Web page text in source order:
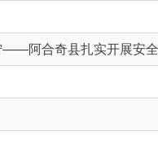
县扎实开展安全生产月系列
是“人人讲安全、个个会